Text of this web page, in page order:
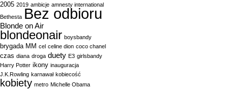
2005 2019 ambicje amnesty international
Bethesta Bez odbioru
Blonde on Air
blondeonair boysbandy
brygada MM cel celine dion coco chanel
czas diana droga duety E3 girlsbandy
Harry Potter ikony inauguracja
J.K.Rowling karnawał kobiecość
kobiety metro Michelle Obama